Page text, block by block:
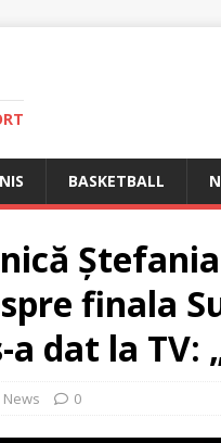
BASKETBALL
finala
a dat la
News 0